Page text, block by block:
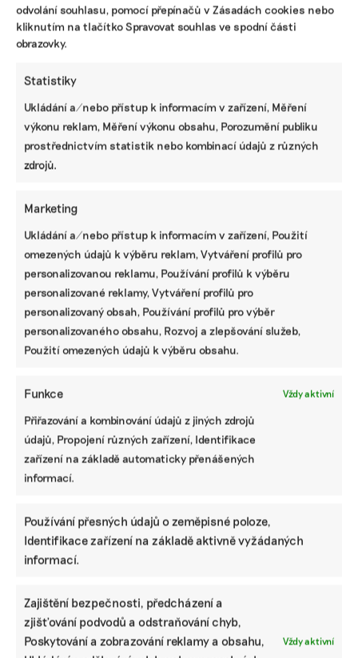
odvolání souhlasu, pomocí přepínačů v Zásadách cookies nebo
kliknutím na tlačítko Spravovat souhlas ve spodní části
obrazovky.
Statistiky
Ukládání a/nebo přístup k informacím v zařízení, Měření
výkonu reklam, Měření výkonu obsahu, Porozumění publiku
prostřednictvím statistik nebo kombinací údajů z různých
zdrojů.
Marketing
Ukládání a/nebo přístup k informacím v zařízení, Použití
omezených údajů k výběru reklam, Vytváření profilů pro
personalizovanou reklamu, Používání profilů k výběru
personalizované reklamy, Vytváření profilů pro
personalizovaný obsah, Používání profilů pro výběr
personalizovaného obsahu, Rozvoj a zlepšování služeb,
Použití omezených údajů k výběru obsahu.
Funkce Vždy aktivní
Přiřazování a kombinování údajů z jiných zdrojů
údajů, Propojení různých zařízení, Identifikace
zařízení na základě automaticky přenášených
informací.
Používání přesných údajů o zeměpisné poloze,
Identifikace zařízení na základě aktivně vyžádaných
informací.
Zajištění bezpečnosti, předcházení a
zjišťování podvodů a odstraňování chyb,
Poskytování a zobrazování reklamy a obsahu,
Vždy aktivní
Pomozte udržet důležité
informace dostupné všem.
Díky vaší podpoře se můžeme pustit do témat,
která by jinak nevznikla.
Přispějte na vznik obsahu.
SDÍLET
Facebook X LinkedIn